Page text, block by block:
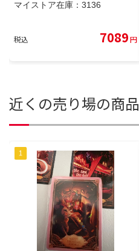
マイストア在庫： 3136
税込 7089円
近くの売り場の商品